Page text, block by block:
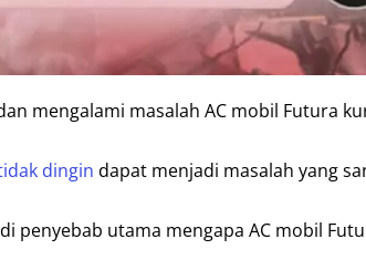
mengalami masalah AC mobil Futura
dingin dapat menjadi masalah yang
penyebab utama mengapa AC mobil